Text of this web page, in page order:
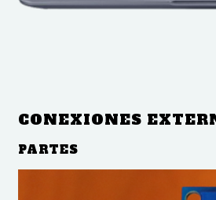
CONEXIONES
PARTES